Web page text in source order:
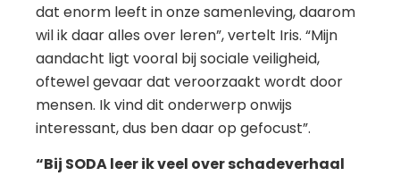
dat enorm leeft in onze samenleving, daarom
wil ik daar alles over leren”, vertelt Iris. “Mijn
aandacht ligt vooral bij sociale veiligheid,
oftewel gevaar dat veroorzaakt wordt door
mensen. Ik vind dit onderwerp onwijs
interessant, dus ben daar op gefocust”.
“Bij SODA leer ik veel over schadeverhaal